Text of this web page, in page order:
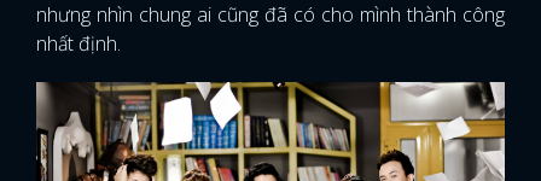
nhưng nhìn chung ai cũng đã có cho mình thành công
nhất định.